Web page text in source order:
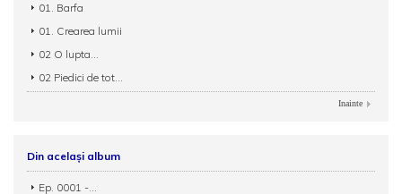
01. Barfa
01. Crearea lumii
02 O lupta...
02 Piedici de tot...
Inainte
Din același album
Ep. 0001 -...